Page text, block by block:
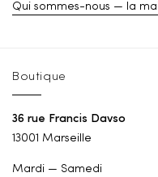
Qui sommes-nous — la
Boutique
36 rue Francis Davso
13001 Marseille
Mardi — Samedi